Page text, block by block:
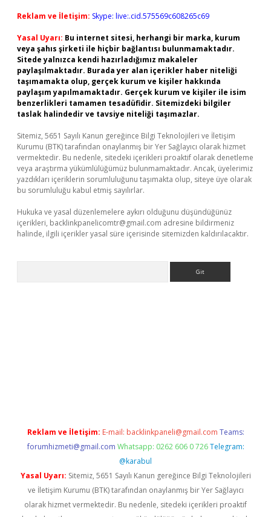
Reklam ve İletişim: Skype: live:.cid.575569c608265c69
Yasal Uyarı: Bu internet sitesi, herhangi bir marka, kurum
veya şahıs şirketi ile hiçbir bağlantısı bulunmamaktadır.
Sitede yalnızca kendi hazırladığımız makaleler
paylaşılmaktadır. Burada yer alan içerikler haber niteliği
taşımamakta olup, gerçek kurum ve kişiler hakkında
paylaşım yapılmamaktadır. Gerçek kurum ve kişiler ile isim
benzerlikleri tamamen tesadüfidir. Sitemizdeki bilgiler
taslak halindedir ve tavsiye niteliği taşımazlar.
Sitemiz, 5651 Sayılı Kanun gereğince Bilgi Teknolojileri ve İletişim
Kurumu (BTK) tarafından onaylanmış bir Yer Sağlayıcı olarak hizmet
vermektedir. Bu nedenle, sitedeki içerikleri proaktif olarak denetleme
veya araştırma yükümlülüğümüz bulunmamaktadır. Ancak, üyelerimiz
yazdıkları içeriklerin sorumluluğunu taşımakta olup, siteye üye olarak
bu sorumluluğu kabul etmiş sayılırlar.
Hukuka ve yasal düzenlemelere aykırı olduğunu düşündüğünüz
içerikleri, backlinkpanelicomtr@gmail.com adresine bildirmeniz
halinde, ilgili içerikler yasal süre içerisinde sitemizden kaldırılacaktır.
Reklam ve İletişim: E-mail: backlinkpaneli@gmail.com Teams:
forumhizmeti@gmail.com Whatsapp: 0262 606 0 726 Telegram:
@karabul
Yasal Uyarı: Sitemiz, 5651 Sayılı Kanun gereğince Bilgi Teknolojileri
ve İletişim Kurumu (BTK) tarafından onaylanmış bir Yer Sağlayıcı
olarak hizmet vermektedir. Bu nedenle, sitedeki içerikleri proaktif